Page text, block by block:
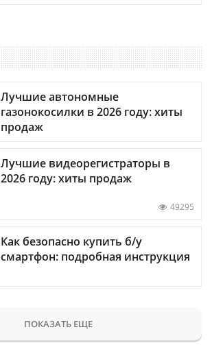
Лучшие автономные
газонокосилки в 2026 году: хиты
продаж
Лучшие видеорегистраторы в
2026 году: хиты продаж
49295
Как безопасно купить б/у
смартфон: подробная инструкция
ПОКАЗАТЬ ЕЩЕ